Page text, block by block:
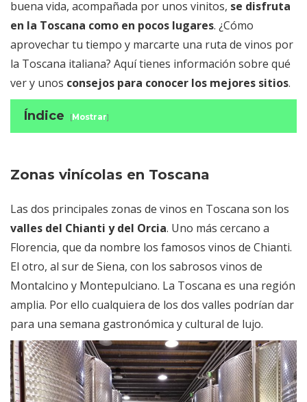
buena vida, acompañada por unos vinitos, se disfruta
en la Toscana como en pocos lugares. ¿Cómo
aprovechar tu tiempo y marcarte una ruta de vinos por
la Toscana italiana? Aquí tienes información sobre qué
ver y unos consejos para conocer los mejores sitios.
Índice [Mostrar]
Zonas vinícolas en Toscana
Ruta vinícola por la Toscana
Siena
Cata de vinos en Toscana
Dónde dormir en tu ruta
Zonas vinícolas en Toscana
Las dos principales zonas de vinos en Toscana son los
valles del Chianti y del Orcia. Uno más cercano a
Florencia, que da nombre los famosos vinos de Chianti.
El otro, al sur de Siena, con los sabrosos vinos de
Montalcino y Montepulciano. La Toscana es una región
amplia. Por ello cualquiera de los dos valles podrían dar
para una semana gastronómica y cultural de lujo.